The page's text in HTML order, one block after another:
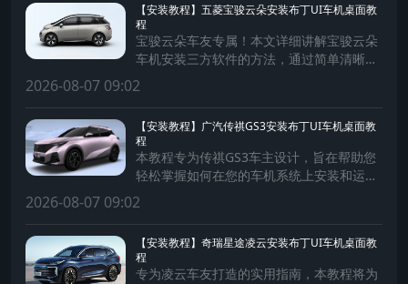
【安装教程】五菱宝骏云朵安装布丁UI车机桌面教
程
宝骏云朵车友专属！本文详细讲解宝骏云朵
车机安装三方软件的方法，通过简单清晰的
步骤，助您轻松为车机安装软件，拓展车机
系统功能，提升驾驶体验。
2026-08-07 09:02
【安装教程】广汽传祺GS3安装布丁UI车机桌面教
程
本教程专为传祺GS3车主设计，旨在帮助您
轻松掌握如何在您的车机系统上安装和运行
第三方软件。通过简单易懂的步骤，确保每
位车主都能安全、快捷地扩展车机功能，享
2026-08-07 09:02
【安装教程】奇瑞星途凌云安装布丁UI车机桌面教
程
专为凌云车友打造的实用指南，本教程将为